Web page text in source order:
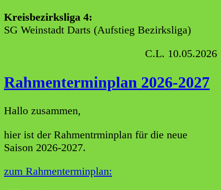
Kreisbezirksliga 4:
SG Weinstadt Darts (Aufstieg Bezirksliga)
C.L. 10.05.2026
Rahmenterminplan 2026-2027
Hallo zusammen,
hier ist der Rahmentrminplan für die neue
Saison 2026-2027.
zum Rahmenterminplan: